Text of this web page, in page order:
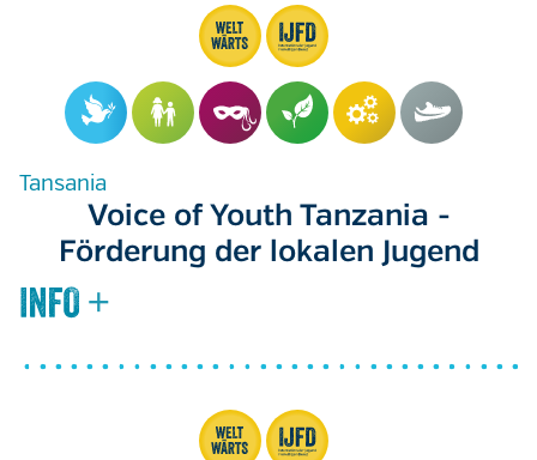
Tansania
Voice of Youth Tanzania -
Förderung der lokalen Jugend